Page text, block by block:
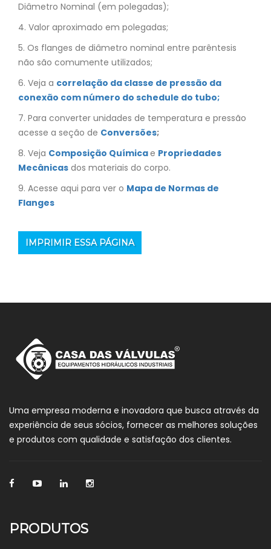
Diâmetro Nominal (em polegadas);
4. Valor aproximado em polegadas;
5. Os flanges de diâmetro nominal entre parêntesis
não são comumente utilizados;
6. Veja a correlação da classe de pressão da
conexão com número do schedule do tubo;
7. Para converter unidades de temperatura e pressão
acesse a seção de Conversões;
8. Veja Composição Químicae Propriedades
Mecânicas dos materiais do corpo.
9. Acesse aqui para ver o Mapa de Normas de
Flanges
IMPRIMIR ESSA PÁGINA
Uma empresa moderna e inovadora que busca através da
experiência de seus sócios, fornecer as melhores soluções
e produtos com qualidade e satisfação dos clientes.
PRODUTOS